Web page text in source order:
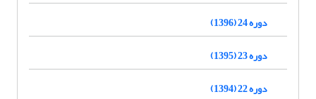
دوره 24 (1396)
دوره 23 (1395)
دوره 22 (1394)